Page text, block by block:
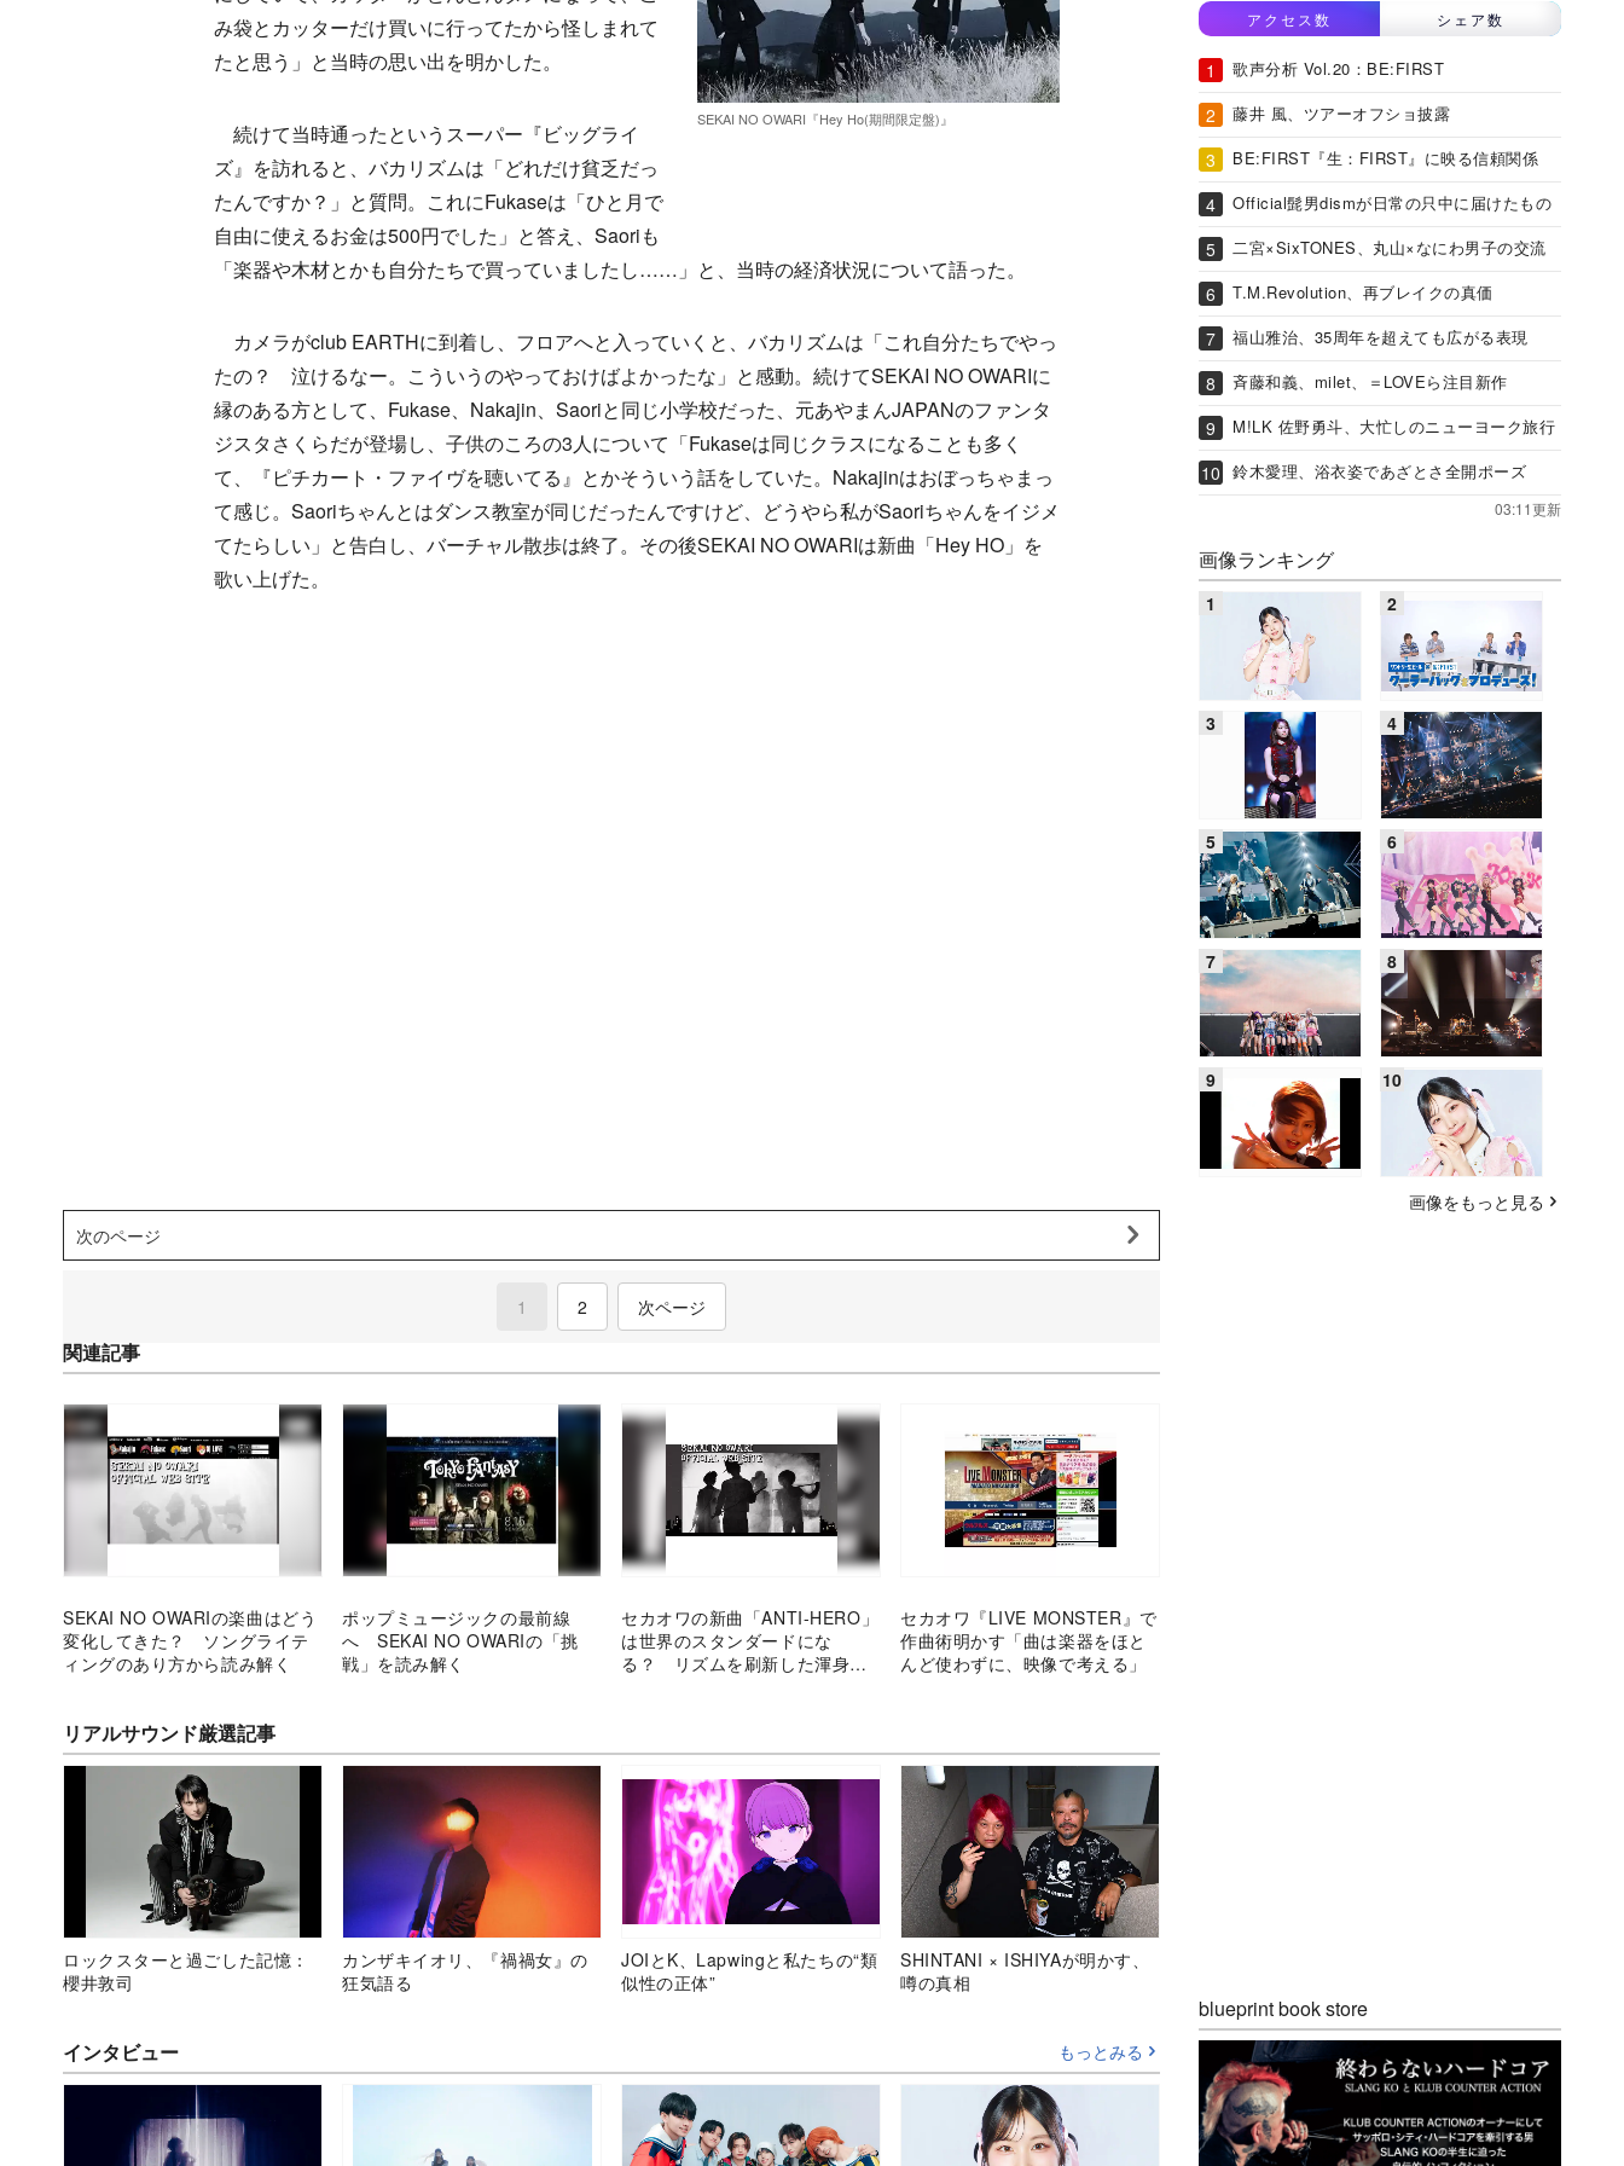
SEKAI NO OWARI『Hey Ho(期間限定盤)』
み袋とカッターだけ買いに行ってたから怪しまれて
たと思う」と当時の思い出を明かした。
続けて当時通ったというスーパー『ビッグライ
ズ』を訪れると、バカリズムは「どれだけ貧乏だっ
たんですか？」と質問。これにFukaseは「ひと月で
自由に使えるお金は500円でした」と答え、Saoriも
「楽器や木材とかも自分たちで買っていましたし……」と、当時の経済状況について語った。
カメラがclub EARTHに到着し、フロアへと入っていくと、バカリズムは「これ自分たちでやっ
たの？ 泣けるなー。こういうのやっておけばよかったな」と感動。続けてSEKAI NO OWARIに
縁のある方として、Fukase、Nakajin、Saoriと同じ小学校だった、元あやまんJAPANのファンタ
ジスタさくらだが登場し、子供のころの3人について「Fukaseは同じクラスになることも多く
て、『ピチカート・ファイヴを聴いてる』とかそういう話をしていた。Nakajinはおぼっちゃまっ
て感じ。Saoriちゃんとはダンス教室が同じだったんですけど、どうやら私がSaoriちゃんをイジメ
てたらしい」と告白し、バーチャル散歩は終了。その後SEKAI NO OWARIは新曲「Hey HO」を
歌い上げた。
次のページ
1 (current)
2 次ページ
関連記事
SEKAI NO OWARIの楽曲はどう
変化してきた？ ソングライテ
ィングのあり方から読み解く
ポップミュージックの最前線
へ SEKAI NO OWARIの「挑
戦」を読み解く
セカオワの新曲「ANTI-HERO」
は世界のスタンダードにな
る？ リズムを刷新した渾身の
セカオワ『LIVE MONSTER』で
作曲術明かす「曲は楽器をほと
んど使わずに、映像で考える」
リアルサウンド厳選記事
ロックスターと過ごした記憶：
櫻井敦司
カンザキイオリ、『禍禍女』の
狂気語る
JOIとK、Lapwingと私たちの“類
似性の正体”
SHINTANI × ISHIYAが明かす、
噂の真相
インタビュー もっとみる
アクセス数 シェア数
歌声分析 Vol.20：BE:FIRST
藤井 風、ツアーオフショ披露
BE:FIRST『生：FIRST』に映る信頼関係
Official髭男dismが日常の只中に届けたもの
二宮×SixTONES、丸山×なにわ男子の交流
T.M.Revolution、再ブレイクの真価
福山雅治、35周年を超えても広がる表現
斉藤和義、milet、＝LOVEら注目新作
M!LK 佐野勇斗、大忙しのニューヨーク旅行
鈴木愛理、浴衣姿であざとさ全開ポーズ
03:11更新
画像ランキング
画像をもっと見る
blueprint book store